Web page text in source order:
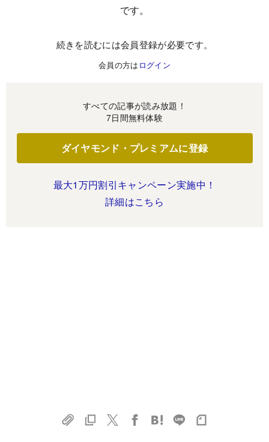
です。
続きを読むには会員登録が必要です。
会員の方は ログイン
すべての記事が読み放題！
7日間無料体験
ダイヤモンド・プレミアムに登録
最大1万円割引キャンペーン実施中！
詳細はこちら